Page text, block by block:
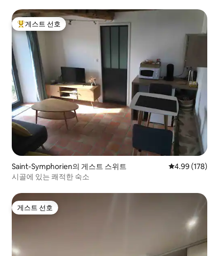
상위 게스트 선호
게스트 선호
Saint-Symphorien의 게스트 스위트 평점 4.99점(5
4.99 (178)
시골에 있는 쾌적한 숙소
게스트 선호
게스트 선호